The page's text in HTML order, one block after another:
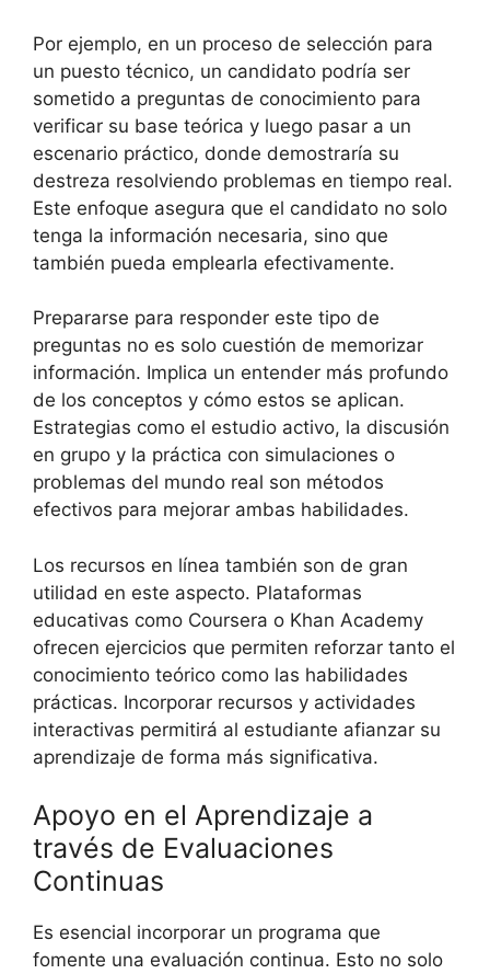
Por ejemplo, en un proceso de selección para
un puesto técnico, un candidato podría ser
sometido a preguntas de conocimiento para
verificar su base teórica y luego pasar a un
escenario práctico, donde demostraría su
destreza resolviendo problemas en tiempo real.
Este enfoque asegura que el candidato no solo
tenga la información necesaria, sino que
también pueda emplearla efectivamente.
Prepararse para responder este tipo de
preguntas no es solo cuestión de memorizar
información. Implica un entender más profundo
de los conceptos y cómo estos se aplican.
Estrategias como el estudio activo, la discusión
en grupo y la práctica con simulaciones o
problemas del mundo real son métodos
efectivos para mejorar ambas habilidades.
Los recursos en línea también son de gran
utilidad en este aspecto. Plataformas
educativas como Coursera o Khan Academy
ofrecen ejercicios que permiten reforzar tanto el
conocimiento teórico como las habilidades
prácticas. Incorporar recursos y actividades
interactivas permitirá al estudiante afianzar su
aprendizaje de forma más significativa.
Apoyo en el Aprendizaje a
través de Evaluaciones
Continuas
Es esencial incorporar un programa que
fomente una evaluación continua. Esto no solo